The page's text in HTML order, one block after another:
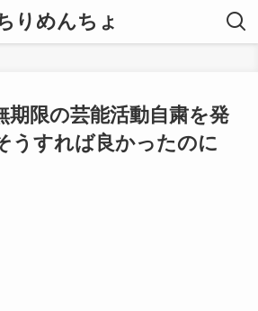
りめんちょ
期限の芸能活動自粛を発
うすれば良かったのに